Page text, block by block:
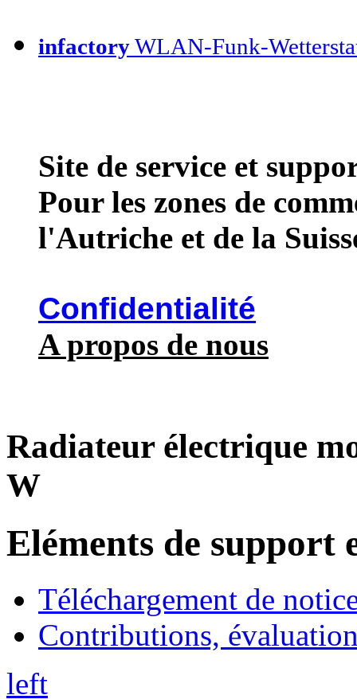
infactoryWLAN-Funk-
Site de service et
Pour les zones de
l'Autriche et de la
Confidentialité
A propos de nous
Radiateur électrique
W
Eléments de support
Téléchargement de
Contributions,
left